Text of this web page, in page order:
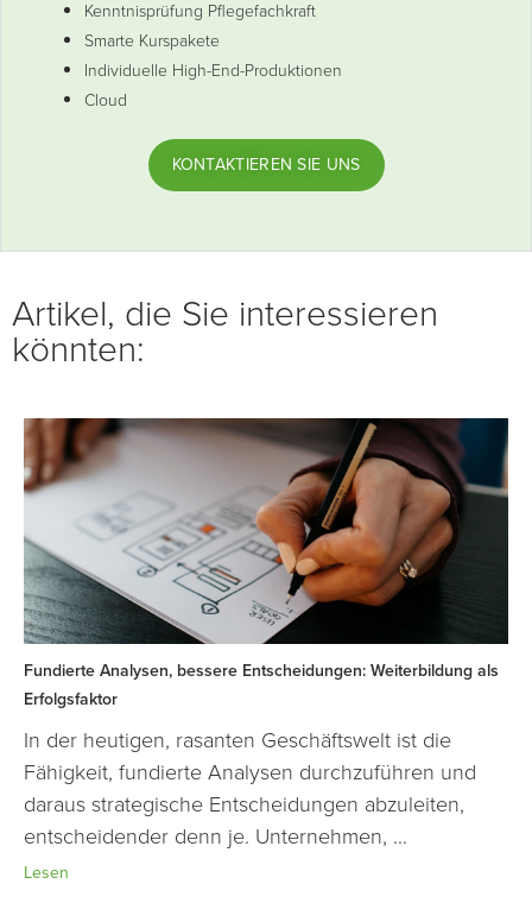
Kenntnisprüfung Pflegefachkraft
Smarte Kurspakete
Individuelle High-End-Produktionen
Cloud
KONTAKTIEREN SIE UNS
Artikel, die Sie interessieren
könnten:
Fundierte Analysen, bessere Entscheidungen: Weiterbildung als
Erfolgsfaktor
In der heutigen, rasanten Geschäftswelt ist die
Fähigkeit, fundierte Analysen durchzuführen und
daraus strategische Entscheidungen abzuleiten,
entscheidender denn je. Unternehmen, ...
Lesen